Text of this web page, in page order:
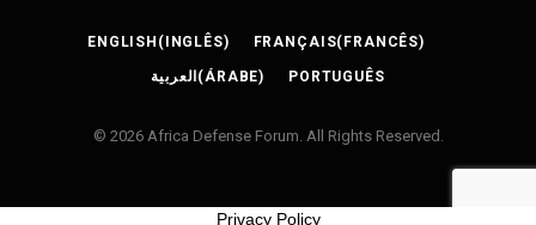
ENGLISH ( INGLÊS) FRANÇAIS( FRANCÊS)
العربية (ÁRABE) PORTUGUÊS
© 2026 Africa Defense Forum. All Rights Reserved.
Privacy Policy